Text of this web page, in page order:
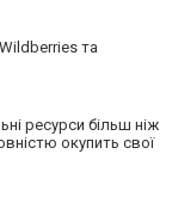
та
ресурси більш ніж
окупить свої